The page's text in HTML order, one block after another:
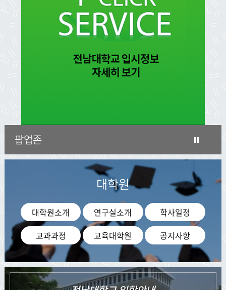
팝업존
대학원
대학원소개 연구실소개
학사일정
교과과정
교육대학원 공지사항